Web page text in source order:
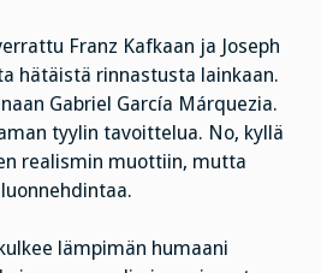
Franz Kafkaan ja Joseph
hätäistä rinnastusta lainkaan.
Gabriel García Márquezia.
tyylin tavoittelua. No, kyllä
realismin muottiin, mutta
lämpimän humaani